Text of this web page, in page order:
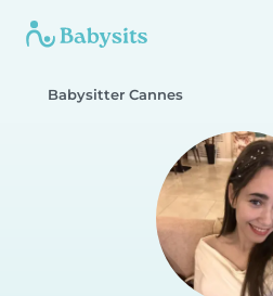
Babysitter Cannes